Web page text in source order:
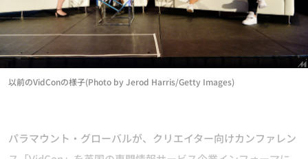
以前のVidConの様子(Photo by Jerod Harris/Getty Images)
パラマウント・グローバルが、クリエイター向けカンファレン